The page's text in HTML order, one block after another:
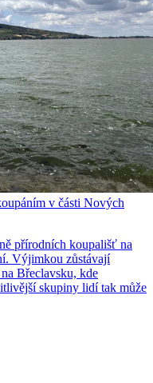
v části Nových
přírodních koupališť na
Výjimkou zůstávají
Břeclavsku, kde
skupiny lidí tak může